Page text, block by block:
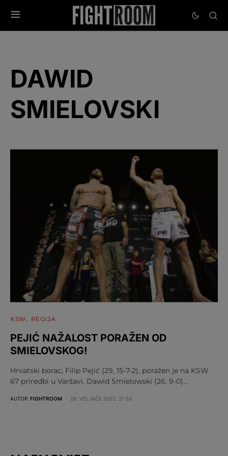
DAWID
SMIELOVSKI
KSW REGIJA
PEJIĆ NAŽALOST PORAŽEN OD
SMIELOVSKOG!
Hrvatski borac, Filip Pejić (29, 15-7-2), poražen je na KSW
67 priredbi u Varšavi. Dawid Smielowski (26, 9-0)…
AUTOR FIGHTROOM 26. VELJAČE 2022. 21:53